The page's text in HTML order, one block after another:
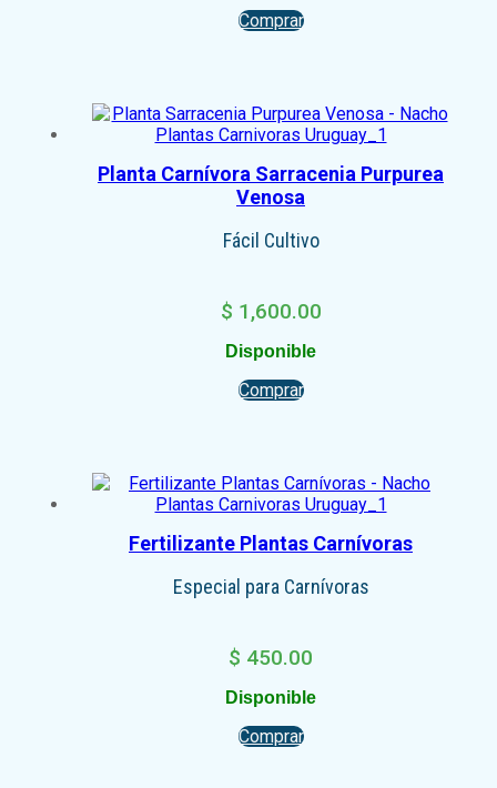
Comprar
Planta Carnívora Sarracenia Purpurea
Venosa
Fácil Cultivo
$ 1,600.00
Disponible
Comprar
Fertilizante Plantas Carnívoras
Especial para Carnívoras
$ 450.00
Disponible
Comprar